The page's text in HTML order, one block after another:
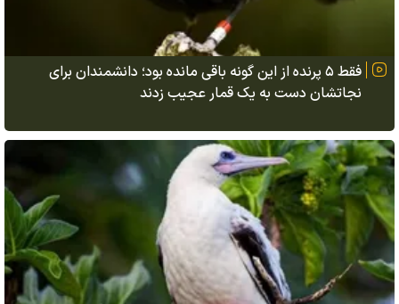
فقط ۵ پرنده از این گونه باقی مانده بود؛ دانشمندان برای
نجاتشان دست به یک قمار عجیب زدند